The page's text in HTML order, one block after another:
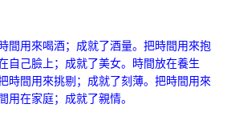
間用來喝酒；成就了酒量。 把時間用來抱
自己臉上；成就了美女。 時間放在養生
時間用來挑剔；成就了刻薄。 把時間用來
用在家庭；成就了親情。